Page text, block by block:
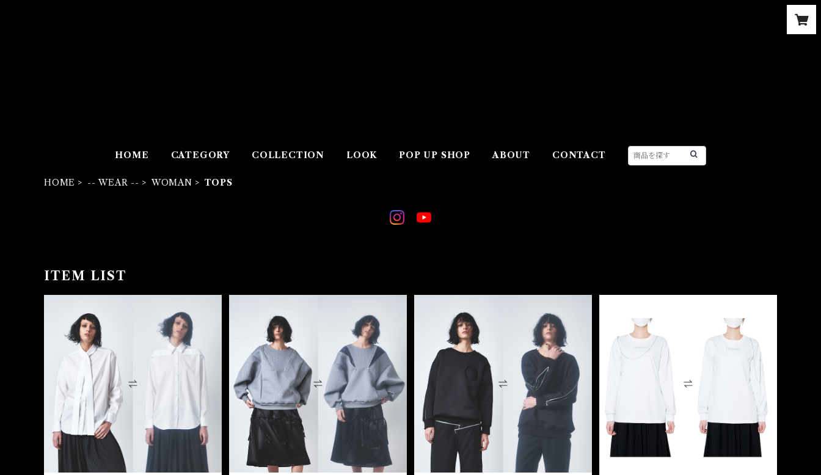
HOME CATEGORY COLLECTION LOOK POP UP SHOP ABOUT CONTACT
HOME -- WEAR -- WOMAN TOPS
ITEM LIST